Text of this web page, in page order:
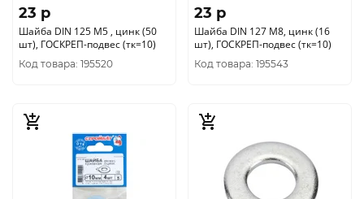
23 p
Шайба DIN 125 М5 , цинк (50
шт), ГОСКРЕП-подвес (тк=10)
Код товара: 195520
23 p
Шайба DIN 127 М8, цинк (16
шт), ГОСКРЕП-подвес (тк=10)
Код товара: 195543